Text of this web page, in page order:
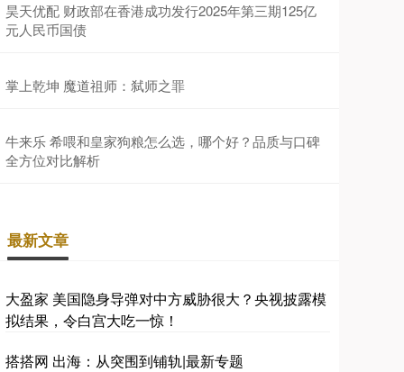
昊天优配 财政部在香港成功发行2025年第三期125亿
元人民币国债
掌上乾坤 魔道祖师：弑师之罪
牛来乐 希喂和皇家狗粮怎么选，哪个好？品质与口碑
全方位对比解析
最新文章
大盈家 美国隐身导弹对中方威胁很大？央视披露模
拟结果，令白宫大吃一惊！
搭搭网 出海：从突围到铺轨|最新专题